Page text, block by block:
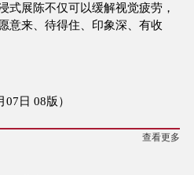
式展陈不仅可以缓解视觉疲劳，
意来、待得住、印象深、有收
日 08版）
查看更多